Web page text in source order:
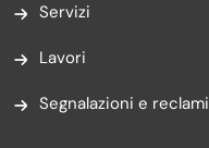
Servizi
Lavori
Segnalazioni e reclami